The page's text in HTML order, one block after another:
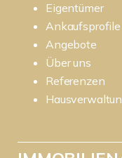
Eigentümer
Ankaufsprofile
Angebote
Über uns
Referenzen